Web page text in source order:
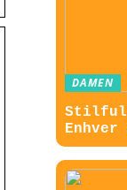
DAMEN
Enhver